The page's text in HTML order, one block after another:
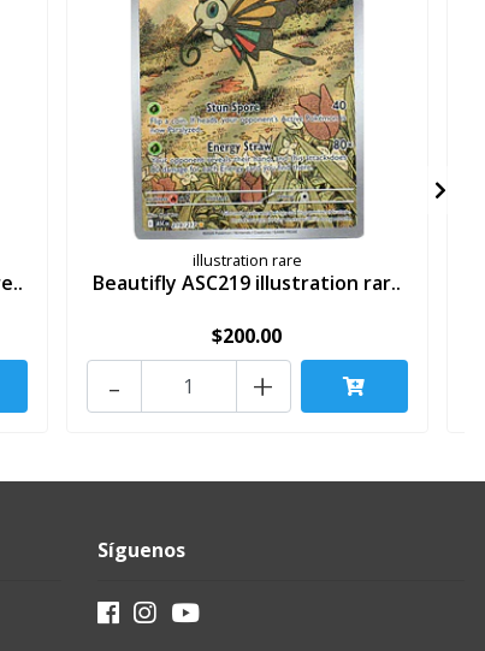
illustration rare
Beautifly ASC219 illustration rar..
$200.00
+
-
Síguenos